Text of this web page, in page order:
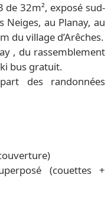
de 32m², exposé sud-
Neiges, au Planay, au
du village d’Arêches.
, du rassemblement
bus gratuit.
des randonnées
(couettes +